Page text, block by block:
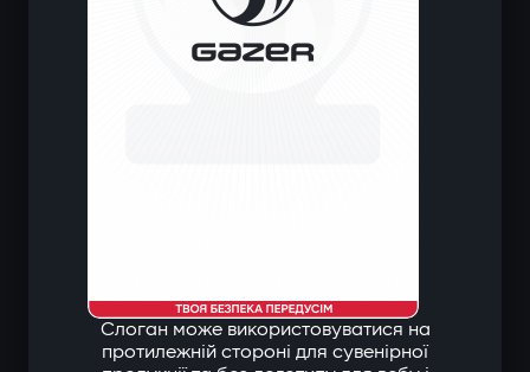
Слоган може використовуватися на
протилежній стороні для сувенірної